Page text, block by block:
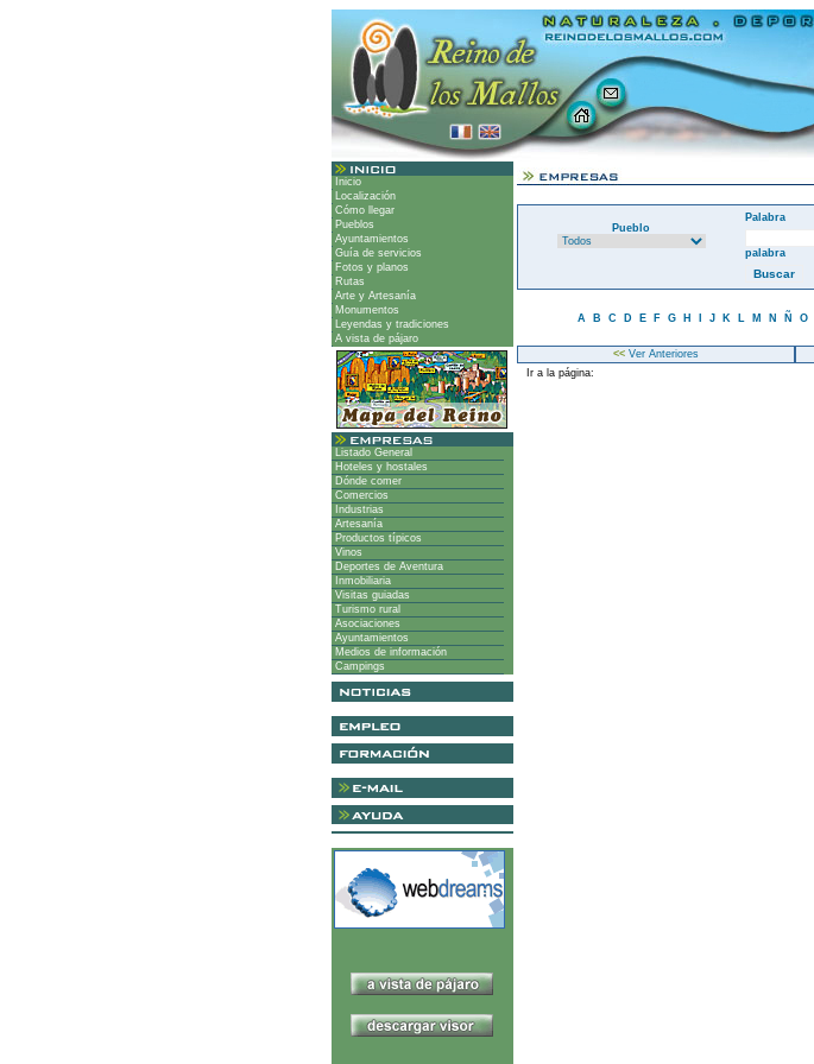
Inicio
Localización
Cómo llegar
Pueblos
Ayuntamientos
Guía de servicios
Fotos y planos
Rutas
Arte y Artesanía
Monumentos
Leyendas y tradiciones
A vista de pájaro
Listado General
Hoteles y hostales
Dónde comer
Comercios
Industrias
Artesanía
Productos típicos
Vinos
Deportes de Aventura
Inmobiliaria
Visitas guiadas
Turismo rural
Asociaciones
Ayuntamientos
Medios de información
Campings
Pueblo
Palabra
palabra
A B C D E F G H J K L M N Ñ O
<<Ver Anteriores
Ir a la página: